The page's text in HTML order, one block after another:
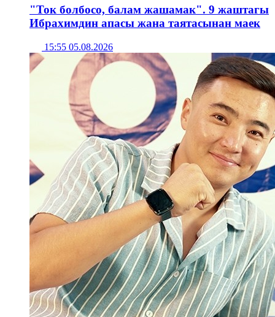
"Ток болбосо, балам жашамак". 9 жаштагы
Ибрахимдин апасы жана таятасынан маек
15:55 05.08.2026